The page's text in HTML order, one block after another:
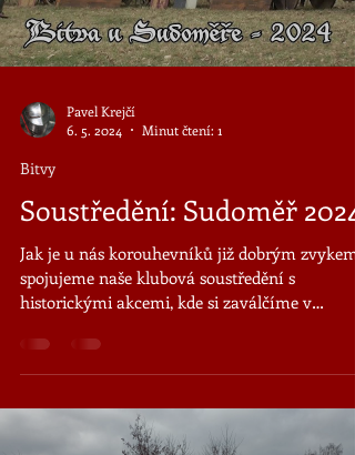
Pavel Krejčí
6. 5. 2024
Minut čtení: 1
Bitvy
Soustředění: Sudoměř 2024
Jak je u nás korouhevníků již dobrým zvykem,
spojujeme naše klubová soustředění s
historickými akcemi, kde si zaválčíme v